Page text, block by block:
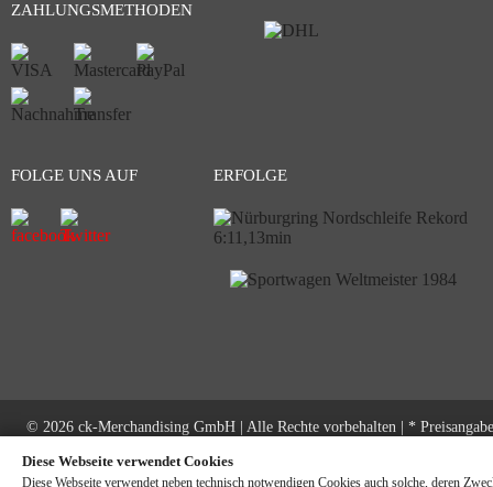
ZAHLUNGSMETHODEN
FOLGE UNS AUF ERFOLGE
© 2026 ck-Merchandising GmbH | Alle Rechte vorbehalten | *
Diese Webseite verwendet Cookies
Diese Webseite verwendet neben technisch notwendigen Cookies auch solche, deren